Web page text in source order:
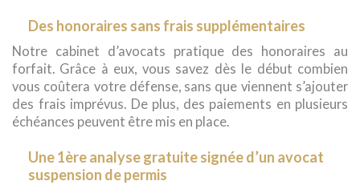
Des honoraires sans frais supplémentaires
Notre cabinet d’avocats pratique des honoraires au
forfait. Grâce à eux, vous savez dès le début combien
vous coûtera votre défense, sans que viennent s’ajouter
des frais imprévus. De plus, des paiements en plusieurs
échéances peuvent être mis en place.
Une 1ère analyse gratuite signée d’un avocat
suspension de permis